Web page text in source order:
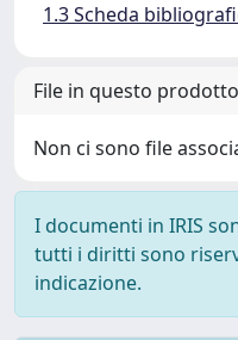
1.3 Scheda
File in questo
Non ci sono file
I documenti in IRIS
tutti i diritti sono
indicazione.